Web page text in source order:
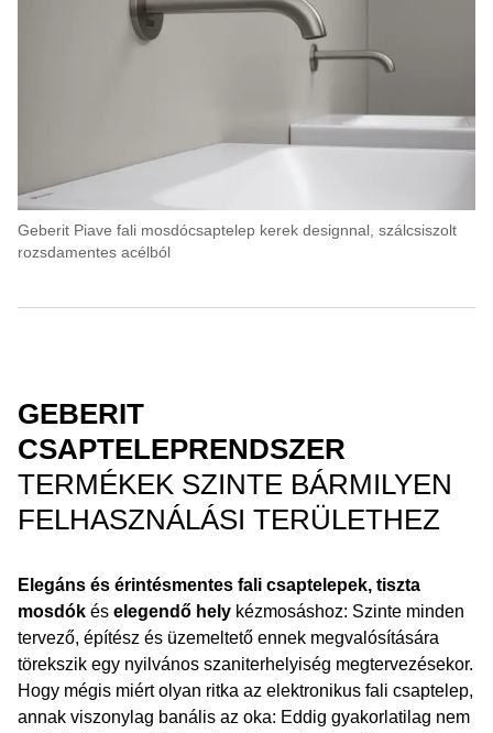
Geberit Piave fali mosdócsaptelep kerek designnal, szálcsiszolt
rozsdamentes acélból
GEBERIT
CSAPTELEPRENDSZER
TERMÉKEK SZINTE BÁRMILYEN
FELHASZNÁLÁSI TERÜLETHEZ
Elegáns és érintésmentes fali csaptelepek, tiszta
mosdók és elegendő hely kézmosáshoz: Szinte minden
tervező, építész és üzemeltető ennek megvalósítására
törekszik egy nyilvános szaniterhelyiség megtervezésekor.
Hogy mégis miért olyan ritka az elektronikus fali csaptelep,
annak viszonylag banális az oka: Eddig gyakorlatilag nem